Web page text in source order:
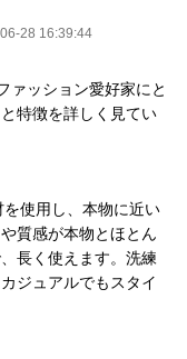
28 16:39:44
ァッション愛好家にと
特徴を詳しく見てい
使用し、本物に近い
質感が本物とほとん
長く使えます。洗練
ジュアルでもスタイ